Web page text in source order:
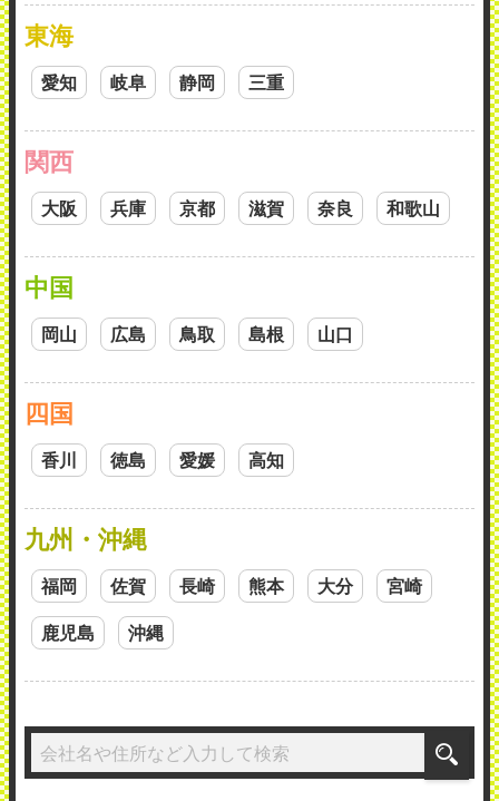
東海
愛知 岐阜 静岡 三重
関西
大阪 兵庫 京都 滋賀 奈良 和歌山
中国
岡山 広島 鳥取 島根 山口
四国
香川 徳島 愛媛 高知
九州・沖縄
福岡 佐賀 長崎 熊本 大分 宮崎
鹿児島 沖縄